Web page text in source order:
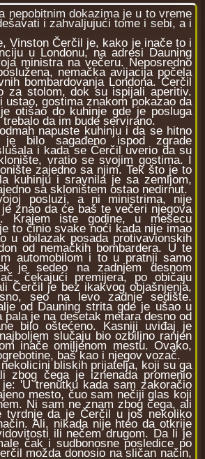
dokazima je u to vreme
i zahvaljujući tome i sebi, a i
Vinston Čerčil je, kako je inače to i
u Londonu, na adresi Dauning
ministra na večeru. Neposredno
nemačka avijacija počela
bombardovanja Londona. Čerčil
za stolom, dok su ispijali aperitiv.
gostima znakom pokazao da
otišao do kuhinje gde je posluga
da im bude servirano.
napuste kuhinju i da se hitno
bilo sagađeno ispod zgrade
i kada se Čerčil uverio da su
vratio se svojim gostima. I
zajedno sa njim. Tek što je to
kuhinju i sravnila je sa zemljom,
sa skloništem ostao nedirnut.
posluzi, a ni ministrima, nije
znao da će baš te večeri njegova
Krajem iste godine, u mesecu
to činio svake noći kada nije imao
u obilazak posada protivavionskih
od nemačkih bombardera. U te
automobilom i to u pratnji samo
je sedeo na zadnjem desnom
čekajući premijera, po običaju
Čerčil je bez ikakvog objašnjenja,
seo na levo zadnje sedište.
od Dauning strita gde je ušao u
je na desetak metara desno od
bilo oštećeno. Kasniji uviđaj je
slučaju bio ozbiljno ranjen
inače omiljenom mestu. Ovako,
baš kao i njegov vozač.
bliskih prijatelja, koji su ga
zbog čega je iznenada promenio
'U trenutku kada sam zakoračio
mesto, čuo sam nečiji glas koji
Ni sam ne znam zbog čega, ali
tvrdnje da je Čerčil u još nekoliko
Ali, nikada nije hteo da otkrije
ili nečem drugom. Da li je
čak i sudbonosne posledice po
možda donosio na sličan način,